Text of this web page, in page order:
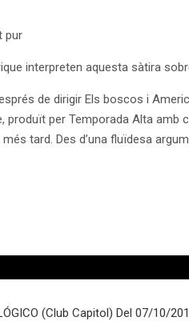
pur
interpreten aquesta sàtira
de dirigir Els boscos i
per Temporada Alta amb
tard. Des d’una fluïdesa
(Club Capitol) Del 07/10/